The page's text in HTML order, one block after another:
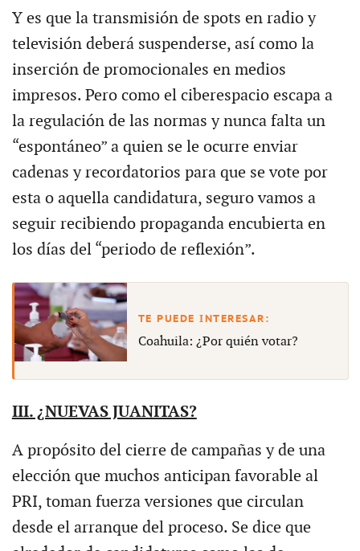
Y es que la transmisión de spots en radio y
televisión deberá suspenderse, así como la
inserción de promocionales en medios
impresos. Pero como el ciberespacio escapa a
la regulación de las normas y nunca falta un
“espontáneo” a quien se le ocurre enviar
cadenas y recordatorios para que se vote por
esta o aquella candidatura, seguro vamos a
seguir recibiendo propaganda encubierta en
los días del “periodo de reflexión”.
Coahuila: ¿Por quién votar?
III. ¿NUEVAS JUANITAS?
A propósito del cierre de campañas y de una
elección que muchos anticipan favorable al
PRI, toman fuerza versiones que circulan
desde el arranque del proceso. Se dice que